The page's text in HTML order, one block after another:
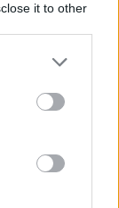
it to other
násilných
Policie ČR
Jiří Suttner ze
již zahájeno